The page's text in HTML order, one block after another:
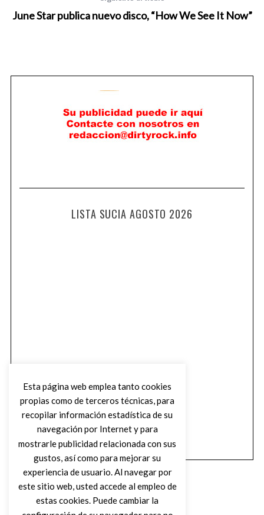
June Star publica nuevo disco, “How We See It Now”
LISTA SUCIA AGOSTO 2026
Esta página web emplea tanto cookies
propias como de terceros técnicas, para
recopilar información estadística de su
navegación por Internet y para
mostrarle publicidad relacionada con sus
gustos, así como para mejorar su
experiencia de usuario. Al navegar por
este sitio web, usted accede al empleo de
estas cookies. Puede cambiar la